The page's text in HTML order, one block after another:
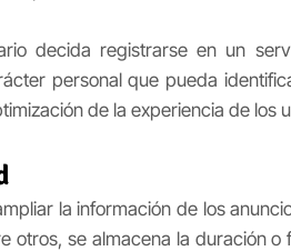
decida registrarse en un
personal que pueda
de la experiencia de los
la información de los
otros, se almacena la duración